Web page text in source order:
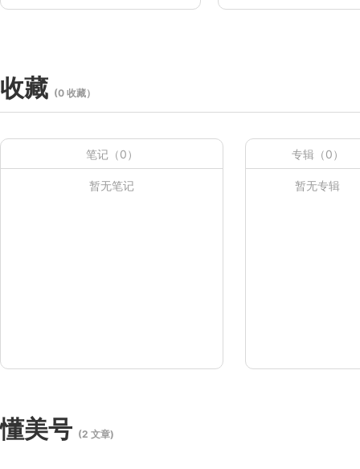
收藏 (0 收藏）
笔记（0）
暂无笔记
专辑（0）
暂无专辑
懂美号 (2 文章)